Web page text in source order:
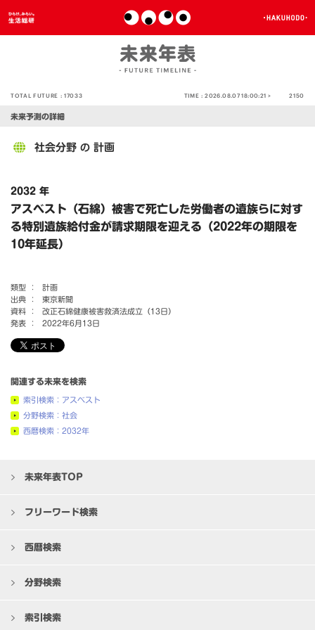
TOTAL FUTURE :17033 TIME :2026.08.07 18:00:21 > 2150
未来予測の詳細
社会分野 の 計画
2032 年
アスベスト（石綿）被害で死亡した労働者の遺族らに対す
る特別遺族給付金が請求期限を迎える（2022年の期限を
10年延長）
類型 ：
計画
出典 ：
東京新聞
資料 ：
改正石綿健康被害救済法成立（13日）
発表 ：
2022年6月13日
関連する未来を検索
索引検索：アスベスト
分野検索：社会
西暦検索：2032年
未来年表TOP
フリーワード検索
西暦検索
分野検索
索引検索